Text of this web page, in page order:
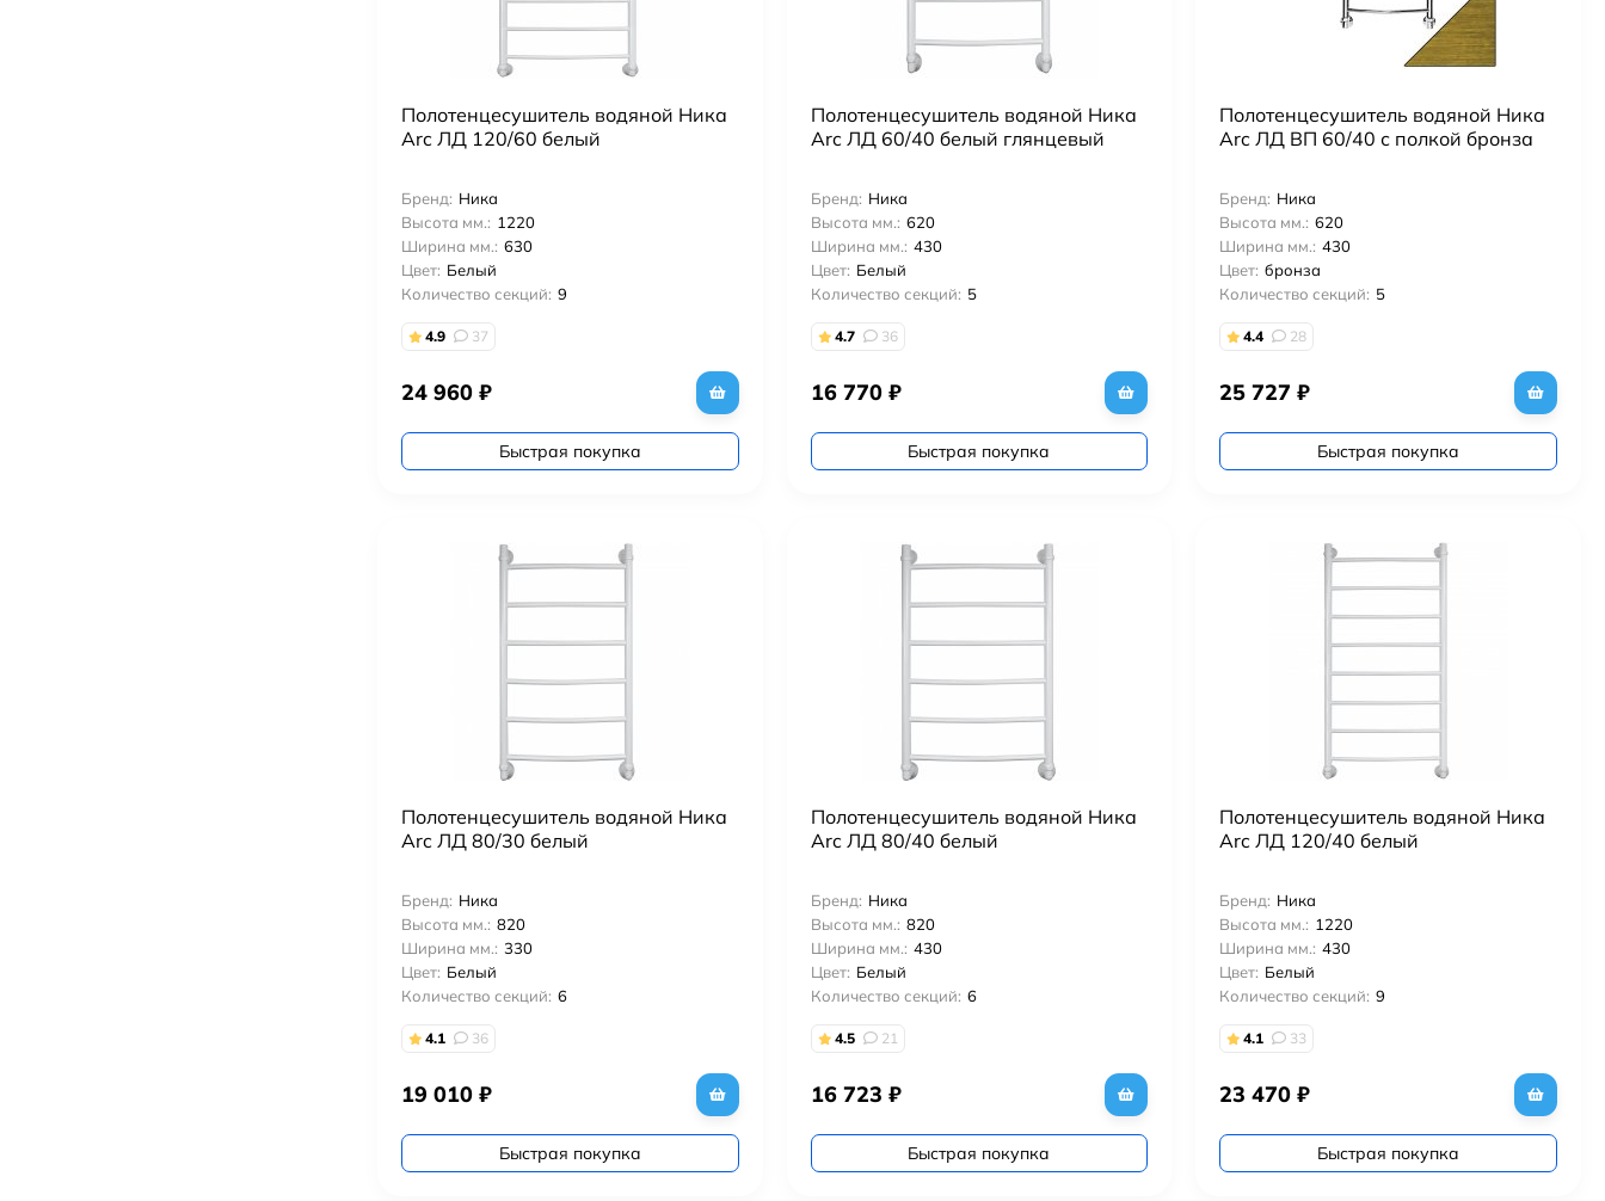
Полотенцесушитель водяной Ника
Arc ЛД 120/60 белый
Бренд: Ника
Высота мм.: 1220
Ширина мм.: 630
Цвет: Белый
Количество секций: 9
4.9 37
24 960 ₽
Быстрая покупка
Полотенцесушитель водяной Ника
Arc ЛД 60/40 белый глянцевый
Бренд: Ника
Высота мм.: 620
Ширина мм.: 430
Цвет: Белый
Количество секций: 5
4.7 36
16 770 ₽
Быстрая покупка
Полотенцесушитель водяной Ника
Arc ЛД ВП 60/40 с полкой бронза
Бренд: Ника
Высота мм.: 620
Ширина мм.: 430
Цвет: бронза
Количество секций: 5
4.4 28
25 727₽
Быстрая покупка
Полотенцесушитель водяной Ника
Arc ЛД 80/30 белый
Бренд: Ника
Высота мм.: 820
Ширина мм.: 330
Цвет: Белый
Количество секций: 6
4.1 36
19 010 ₽
Быстрая покупка
Полотенцесушитель водяной Ника
Arc ЛД 80/40 белый
Бренд: Ника
Высота мм.: 820
Ширина мм.: 430
Цвет: Белый
Количество секций: 6
4.5 21
16 723 ₽
Быстрая покупка
Полотенцесушитель водяной Ника
Arc ЛД 120/40 белый
Бренд: Ника
Высота мм.: 1220
Ширина мм.: 430
Цвет: Белый
Количество секций: 9
4.1 33
23 470₽
Быстрая покупка